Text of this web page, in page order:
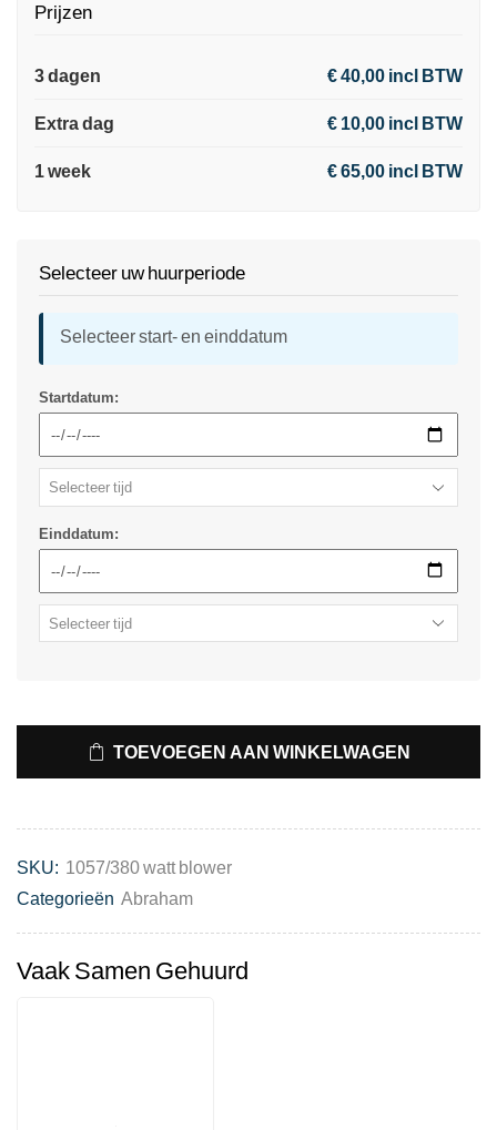
Prijzen
3 dagen € 40,00 incl BTW
Extra dag € 10,00 incl BTW
1 week € 65,00 incl BTW
Selecteer uw huurperiode
Selecteer start- en einddatum
Startdatum:
Einddatum:
TOEVOEGEN AAN WINKELWAGEN
SKU: 1057/380 watt blower
Categorieën Abraham
Vaak Samen Gehuurd